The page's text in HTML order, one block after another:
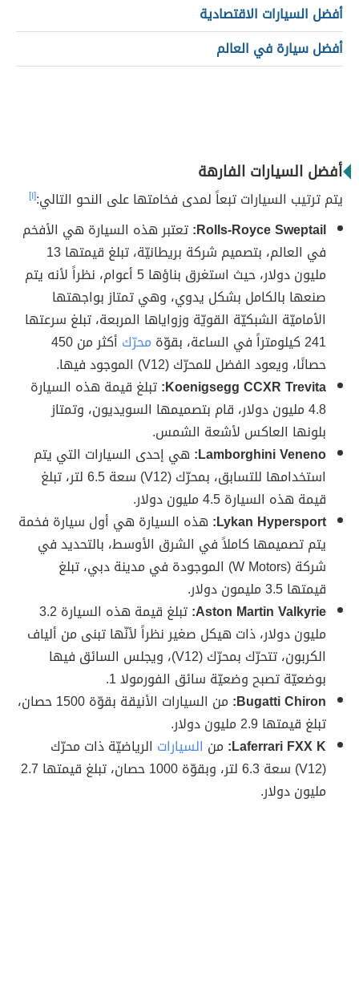
أفضل السيارات الاقتصادية
أفضل سيارة في العالم
أفضل السيارات الفارهة
يتم ترتيب السيارات تبعاً لمدى فخامتها على النحو التالي:[١]
Rolls-Royce Sweptail: تعتبر هذه السيارة هي الأفخم
في العالم، بتصميم شركة بريطانيّة، تبلغ قيمتها 13
مليون دولار، حيث استغرق بناؤها 5 أعوام، نظراً لأنه يتم
صنعها بالكامل بشكل يدوي، وهي تمتاز بواجهتها
الأماميّة الشبكيّة القويّة وزواياها المربعة، تبلغ سرعتها
241 كيلومتراً في الساعة، بقوّة
محرّك
أكثر من 450
حصانًا، ويعود الفضل للمحرّك (V12) الموجود فيها.
Koenigsegg CCXR Trevita: تبلغ قيمة هذه السيارة
4.8 مليون دولار، قام بتصميمها السويديون، وتمتاز
بلونها العاكس لأشعة الشمس.
Lamborghini Veneno: هي إحدى السيارات التي يتم
استخدامها للتسابق، بمحرّك (V12) سعة 6.5 لتر، تبلغ
قيمة هذه السيارة 4.5 مليون دولار.
Lykan Hypersport: هذه السيارة هي أول سيارة فخمة
يتم تصميمها كاملاً في الشرق الأوسط، بالتحديد في
شركة (W Motors) الموجودة في مدينة دبي، تبلغ
قيمتها 3.5 مليمون دولار.
Aston Martin Valkyrie:
تبلغ قيمة هذه السيارة 3.2
مليون دولار، ذات هيكل صغير نظراً لأنّها تبنى من ألياف
الكربون، تتحرّك بمحرّك (V12)، ويجلس السائق فيها
بوضعيّة تصبح وضعيّة سائق الفورمولا 1.
Bugatti Chiron:
من السيارات الأنيقة بقوّة 1500 حصان،
تبلغ قيمتها 2.9 مليون دولار.
Laferrari FXX K: من السيارات الرياضيّة ذات محرّك
(V12) سعة 6.3 لتر، وبقوّة 1000 حصان، تبلغ قيمتها 2.7
مليون دولار.